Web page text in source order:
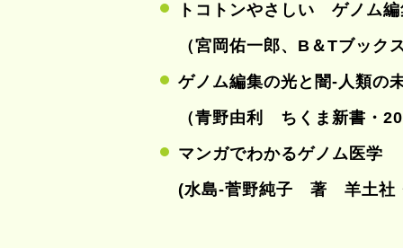
トコトンやさしい ゲノム
（宮岡佑一郎、B＆Tブッ
ゲノム編集の光と闇-人類の
（青野由利 ちくま新書・
マンガでわかるゲノム医学
(水島-菅野純子 著 羊土社